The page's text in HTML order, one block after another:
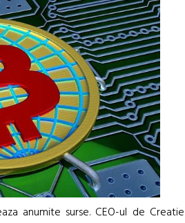
anumite surse. CEO-ul de Creatie